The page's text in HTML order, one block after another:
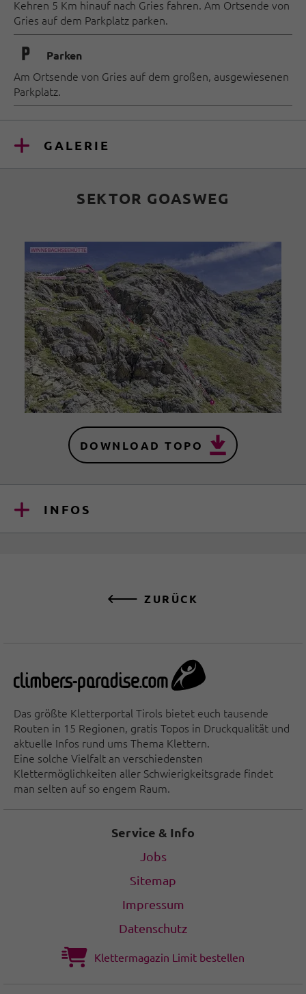
Kehren 5 Km hinauf nach Gries fahren. Am Ortsende von
Gries auf dem Parkplatz parken.
🐈 Parken
Am Ortsende von Gries auf dem großen, ausgewiesenen
Parkplatz.
GALERIE
SEKTOR GOASWEG
DOWNLOAD TOPO
INFOS
ZURÜCK
Das größte Kletterportal Tirols bietet euch tausende
Routen in 15 Regionen, gratis Topos in Druckqualität und
aktuelle Infos rund ums Thema Klettern.
Eine solche Vielfalt an verschiedensten
Klettermöglichkeiten aller Schwierigkeitsgrade findet
man selten auf so engem Raum.
Service & Info
Jobs
Sitemap
Impressum
Datenschutz
Klettermagazin Limit bestellen